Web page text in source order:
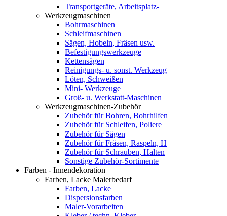
Transportgeräte, Arbeitsplatz-
Werkzeugmaschinen
Bohrmaschinen
Schleifmaschinen
Sägen, Hobeln, Fräsen usw.
Befestigungswerkzeuge
Kettensägen
Reinigungs- u. sonst. Werkzeug
Löten, Schweißen
Mini- Werkzeuge
Groß- u. Werkstatt-Maschinen
Werkzeugmaschinen-Zubehör
Zubehör für Bohren, Bohrhilfen
Zubehör für Schleifen, Poliere
Zubehör für Sägen
Zubehör für Fräsen, Raspeln, H
Zubehör für Schrauben, Halten
Sonstige Zubehör-Sortimente
Farben - Innendekoration
Farben, Lacke Malerbedarf
Farben, Lacke
Dispersionsfarben
Maler-Vorarbeiten